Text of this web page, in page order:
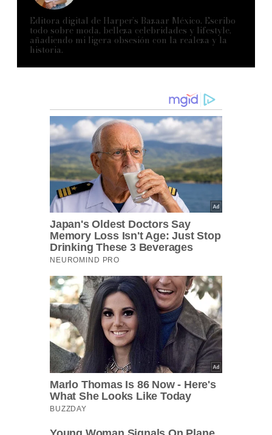
Editora digital de Harper’s Bazaar México. Escribo
todo sobre moda, belleza celebridades y lifestyle,
añadiendo mi ligera obsesión con la realeza y la
historia.